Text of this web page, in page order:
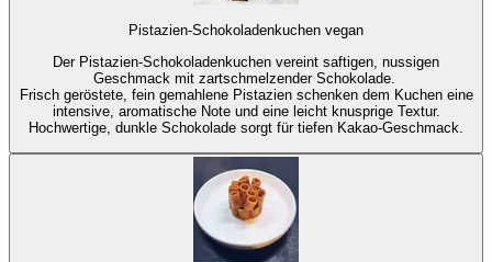
Pistazien-Schokoladenkuchen vegan
Der Pistazien-Schokoladenkuchen vereint saftigen, nussigen
Geschmack mit zartschmelzender Schokolade.
Frisch geröstete, fein gemahlene Pistazien schenken dem Kuchen eine
intensive, aromatische Note und eine leicht knusprige Textur.
Hochwertige, dunkle Schokolade sorgt für tiefen Kakao-Geschmack.